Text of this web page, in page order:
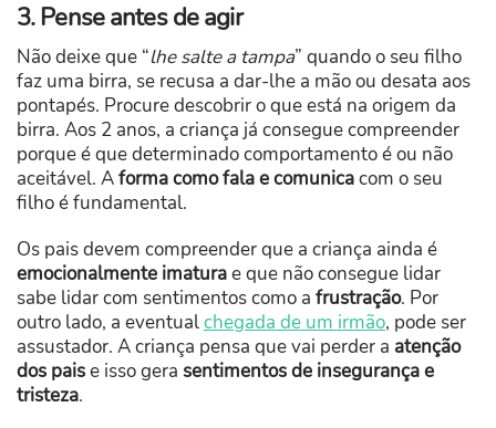
3. Pense antes de agir
Não deixe que “lhe salte a tampa” quando o seu filho
faz uma birra, se recusa a dar-lhe a mão ou desata aos
pontapés. Procure descobrir o que está na origem da
birra. Aos 2 anos, a criança já consegue compreender
porque é que determinado comportamento é ou não
aceitável. Aforma como fala e comunicacom o seu
filho é fundamental.
Os pais devem compreender que a criança ainda é
emocionalmente imaturae que não consegue lidar
sabe lidar com sentimentos como a frustração. Por
outro lado, a eventualchegada de um irmão, pode ser
assustador. A criança pensa que vai perder a atenção
dos paise isso gera sentimentos de insegurança e
tristeza.